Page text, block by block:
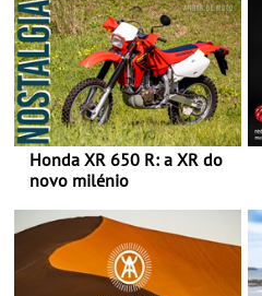
Honda XR 650 R: a XR do
novo milénio